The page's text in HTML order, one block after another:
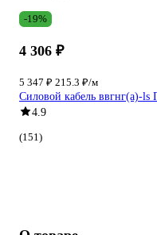
-19%
4 306 ₽
5 347 ₽ 215.3 ₽/м
Силовой кабель
4.9
(151)